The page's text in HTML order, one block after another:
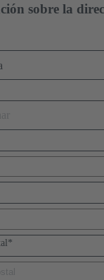
sobre la
*